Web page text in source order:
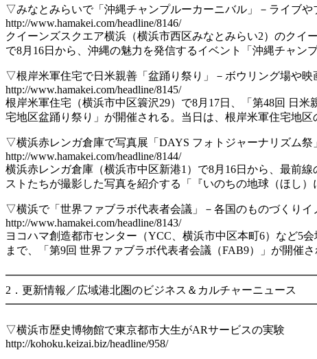
▽みなとみらいで「沖縄チャンプルーカーニバル」－ライブや
http://www.hamakei.com/headline/8146/
クイーンズスクエア横浜（横浜市西区みなとみらい2）のクイ
で8月16日から、沖縄の魅力を発信するイベント「沖縄チャ
▽根岸米軍住宅で日米親善「盆踊り祭り」－ボウリング場や映
http://www.hamakei.com/headline/8145/
根岸米軍住宅（横浜市中区簑沢29）で8月17日、「第48回 日米
宅地区盆踊り祭り」が開催される。当日は、根岸米軍住宅地
▽横浜赤レンガ倉庫で写真展「DAYS フォトジャーナリズム祭
http://www.hamakei.com/headline/8144/
横浜赤レンガ倉庫（横浜市中区新港1）で8月16日から、最前線
ストたちが撮影した写真を紹介する「『いのちの地球（ほ
▽横浜で「世界ファブラボ代表者会議」－各国のものづくりイ
http://www.hamakei.com/headline/8143/
ヨコハマ創造都市センター（YCC、横浜市中区本町6）など5会
まで、「第9回 世界ファブラボ代表者会議（FAB9）」が開
2．更新情報／広域港北圏のビジネス＆カルチャーニュース
▽横浜市歴史博物館で東京都市大生がARサービスの実験
http://kohoku.keizai.biz/headline/958/